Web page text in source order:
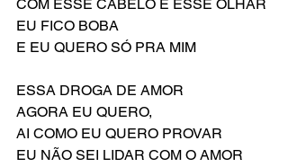
COM ESSE CABELO E ESSE OLHAR
EU FICO BOBA
E EU QUERO SÓ PRA MIM
ESSA DROGA DE AMOR
AGORA EU QUERO,
AI COMO EU QUERO PROVAR
EU NÃO SEI LIDAR COM O AMOR